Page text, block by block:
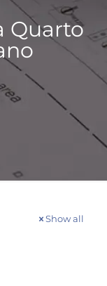
Quarto
Show all